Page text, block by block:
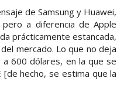
de Samsung y Huawei,
pero a diferencia de Apple
prácticamente estancada,
mercado. Lo que no deja
600 dólares, en la que se
[de hecho, se estima que la